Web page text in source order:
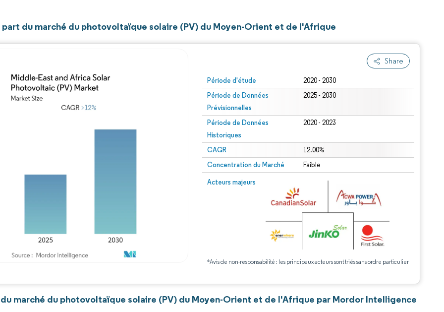
du marché du photovoltaïque solaire (PV) du Moyen-Orient et de l'Afrique
Share
Période d'étude 2020 - 2030
Période de Données
Prévisionnelles
2025 - 2030
Période de Données
Historiques
2020 - 2023
CAGR 12.00%
Concentration du Marché Faible
Acteurs majeurs
*Avis de non-responsabilité : les principaux acteurs sont triés sans ordre particulier
marché du photovoltaïque solaire (PV) du Moyen-Orient et de l'Afrique par Mordor Intelligence